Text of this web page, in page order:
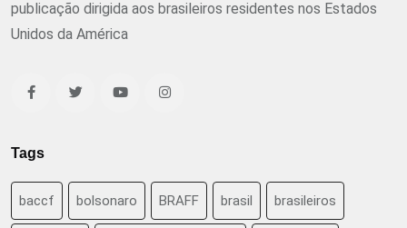
publicação dirigida aos brasileiros residentes nos Estados
Unidos da América
Tags
baccf bolsonaro BRAFF brasil brasileiros